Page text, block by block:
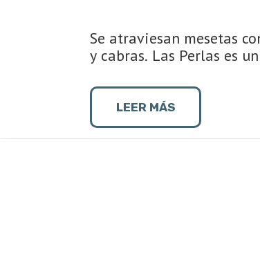
Se atraviesan mesetas
y cabras. Las Perlas es
hacia el oeste, se accede
playas sobre el río,
panorámica del río Limay.
LEER MÁS